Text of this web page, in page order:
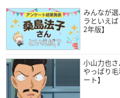
みんなが
ラといえ
2年版】
小山力也
やっぱり
ート】